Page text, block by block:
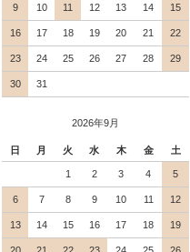
9 10 11 12 13 14 15
16 17 18 19 20 21 22
23 24 25 26 27 28 29
30 31
2026年9月
日 月 火 水 木 金 土
1 2 3 4 5
6 7 8 9 10 11 12
13 14 15 16 17 18 19